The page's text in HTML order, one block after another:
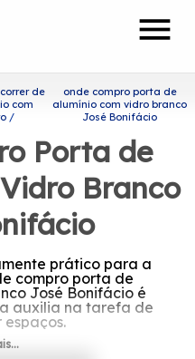
menu
de
com
onde compro porta de
alumínio com vidro branco
José Bonifácio
Porta de
Branco
prático para a
compro porta de
José Bonifácio é
auxilia na tarefa de
espaços.